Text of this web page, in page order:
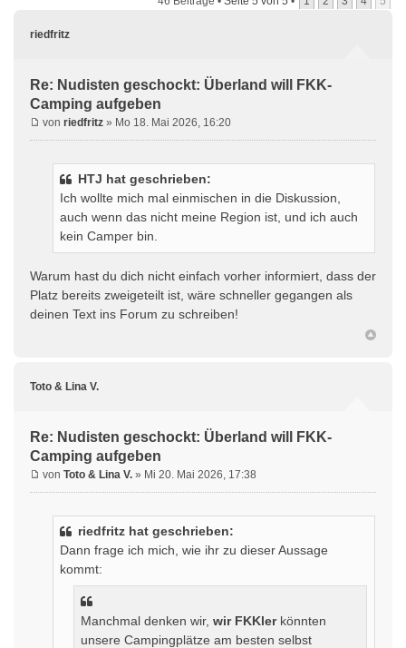
riedfritz
Re: Nudisten geschockt: Überland will FKK-
Camping aufgeben
von riedfritz » Mo 18. Mai 2026, 16:20
HTJ hat geschrieben:
Ich wollte mich mal einmischen in die Diskussion,
auch wenn das nicht meine Region ist, und ich auch
kein Camper bin.
Warum hast du dich nicht einfach vorher informiert, dass der
Platz bereits zweigeteilt ist, wäre schneller gegangen als
deinen Text ins Forum zu schreiben!
Toto & Lina V.
Re: Nudisten geschockt: Überland will FKK-
Camping aufgeben
von Toto & Lina V. » Mi 20. Mai 2026, 17:38
riedfritz hat geschrieben:
Dann frage ich mich, wie ihr zu dieser Aussage
kommt:
Manchmal denken wir, wir FKKler könnten
unsere Campingplätze am besten selbst